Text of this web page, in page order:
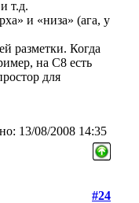
т.д.
и «низа» (ага, у
разметки. Когда
на С8 есть
для
13/08/2008 14:35
#24